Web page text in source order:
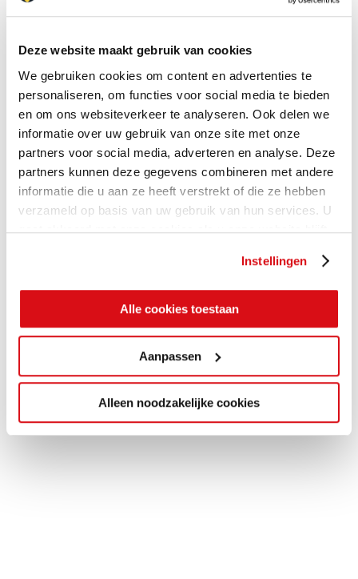
Deze website maakt gebruik van cookies
We gebruiken cookies om content en advertenties te
personaliseren, om functies voor social media te bieden
en om ons websiteverkeer te analyseren. Ook delen we
informatie over uw gebruik van onze site met onze
partners voor social media, adverteren en analyse. Deze
partners kunnen deze gegevens combineren met andere
informatie die u aan ze heeft verstrekt of die ze hebben
verzameld op basis van uw gebruik van hun services. U
gaat akkoord met onze cookies als u onze website blijft
Instellingen
Alle cookies toestaan
Aanpassen
Alleen noodzakelijke cookies